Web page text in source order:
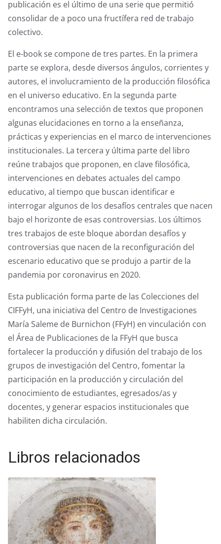
publicación es el último de una serie que permitió
consolidar de a poco una fructífera red de trabajo
colectivo.
El e-book se compone de tres partes. En la primera
parte se explora, desde diversos ángulos, corrientes y
autores, el involucramiento de la producción filosófica
en el universo educativo. En la segunda parte
encontramos una selección de textos que proponen
algunas elucidaciones en torno a la enseñanza,
prácticas y experiencias en el marco de intervenciones
institucionales. La tercera y última parte del libro
reúne trabajos que proponen, en clave filosófica,
intervenciones en debates actuales del campo
educativo, al tiempo que buscan identificar e
interrogar algunos de los desafíos centrales que nacen
bajo el horizonte de esas controversias. Los últimos
tres trabajos de este bloque abordan desafíos y
controversias que nacen de la reconfiguración del
escenario educativo que se produjo a partir de la
pandemia por coronavirus en 2020.
Esta publicación forma parte de las Colecciones del
CIFFyH, una iniciativa del Centro de Investigaciones
María Saleme de Burnichon (FFyH) en vinculación con
el Área de Publicaciones de la FFyH que busca
fortalecer la producción y difusión del trabajo de los
grupos de investigación del Centro, fomentar la
participación en la producción y circulación del
conocimiento de estudiantes, egresados/as y
docentes, y generar espacios institucionales que
habiliten dicha circulación.
Libros relacionados